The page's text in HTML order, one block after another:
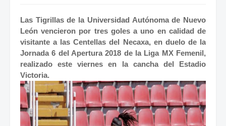
Las Tigrillas de la Universidad Autónoma de Nuevo
León vencieron por tres goles a uno en calidad de
visitante a las Centellas del Necaxa, en duelo de la
Jornada 6 del Apertura 2018 de la Liga MX Femenil,
realizado este viernes en la cancha del Estadio
Victoria.